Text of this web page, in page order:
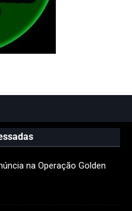
na Operação Golden